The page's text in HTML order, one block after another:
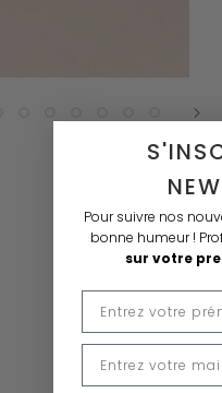
Pour suivre nos
bonne humeur !
sur votre